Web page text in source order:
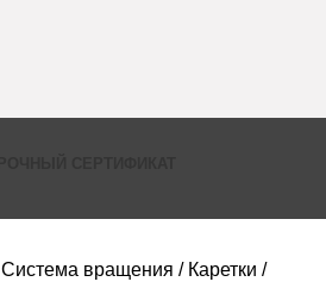
Система вращения
Каретки